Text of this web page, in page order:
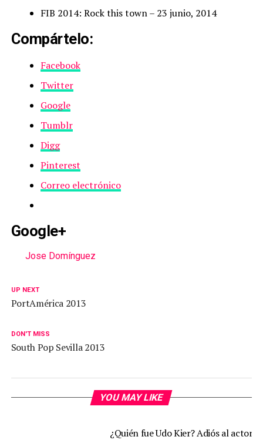
FIB 2014: Rock this town– 23 junio, 2014
Compártelo:
Facebook
Twitter
Google
Tumblr
Digg
Pinterest
Correo electrónico
Google+
Jose Domínguez
UP NEXT
PortAmérica 2013
DON'T MISS
South Pop Sevilla 2013
YOU MAY LIKE
¿Quién fue Udo Kier? Adiós al actor